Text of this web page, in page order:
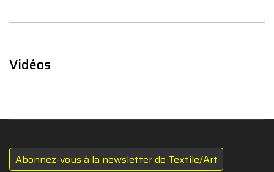
Vidéos
Abonnez-vous à la newsletter de Textile/Art